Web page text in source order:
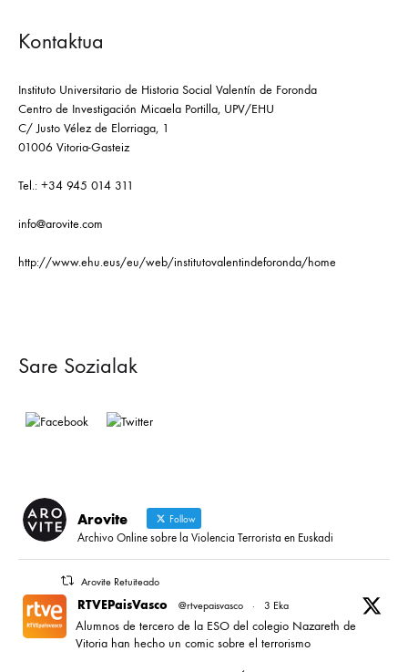
Kontaktua
Instituto Universitario de Historia Social Valentín de Foronda
Centro de Investigación Micaela Portilla, UPV/EHU
C/ Justo Vélez de Elorriaga, 1
01006 Vitoria-Gasteiz
Tel.: +34 945 014 311
info@arovite.com
http://www.ehu.eus/eu/web/institutovalentindeforonda/home
Sare Sozialak
Arovite Follow
Archivo Online sobre la Violencia Terrorista en Euskadi
Arovite Retuiteado
RTVEPaisVasco @rtvepaisvasco · 3 Eka
Alumnos de tercero de la ESO del colegio Nazareth de
Vitoria han hecho un comic sobre el terrorismo